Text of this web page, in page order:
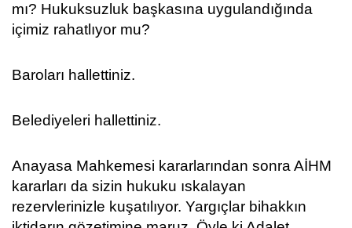
mı? Hukuksuzluk başkasına uygulandığında
içimiz rahatlıyor mu?
Baroları hallettiniz.
Belediyeleri hallettiniz.
Anayasa Mahkemesi kararlarından sonra AİHM
kararları da sizin hukuku ıskalayan
rezervlerinizle kuşatılıyor. Yargıçlar bihakkın